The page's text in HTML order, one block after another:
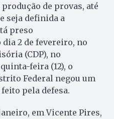
de provas, até
seja definida a
preso
2 de fevereiro, no
(CDP), no
feira (12), o
Federal negou um
pela defesa.
em Vicente Pires,